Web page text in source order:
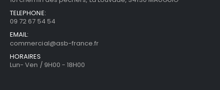
TELEPHONE:
09 72 67 54 54
EMAIL:
commercial@asb-france.fr
HORAIRES
Lun- Ven / 9H00 - 18H00